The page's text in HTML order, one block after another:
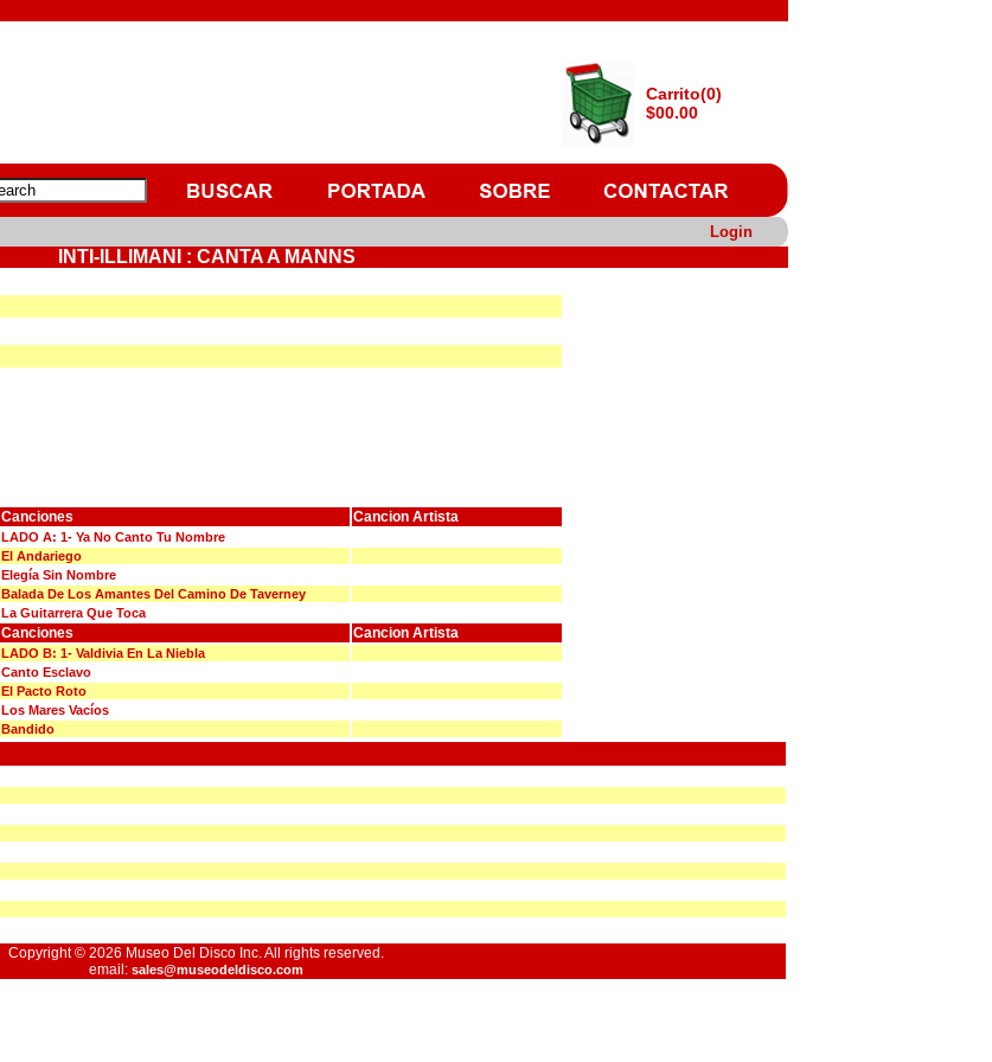
Carrito(0)
$00.00
Login
INTI-ILLIMANI : CANTA A MANNS
Canciones Cancion Artista
LADO A: 1- Ya No Canto Tu Nombre
El Andariego
Elegía Sin Nombre
Balada De Los Amantes Del Camino De Taverney
La Guitarrera Que Toca
Canciones Cancion Artista
LADO B: 1- Valdivia En La Niebla
Canto Esclavo
El Pacto Roto
Los Mares Vacíos
Bandido
Copyright © 2026 Museo Del Disco Inc. All rights reserved.
email: sales@museodeldisco.com